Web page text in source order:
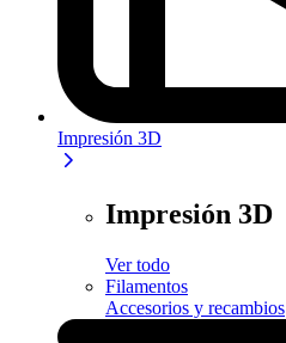
Impresión 3D
Impresión 3D
Ver todo
Filamentos
Accesorios y recambios